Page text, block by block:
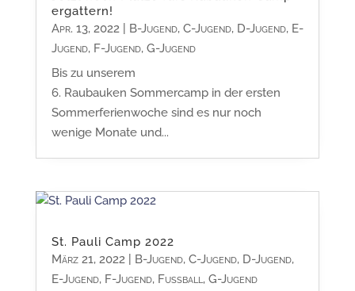
ergattern!
Apr. 13, 2022| B-Jugend, C-Jugend, D-Jugend, E-
Jugend, F-Jugend, G-Jugend
Bis zu unserem
6. Raubauken Sommercamp in der ersten
Sommerferienwoche sind es nur noch
wenige Monate und...
St. Pauli Camp 2022
März 21, 2022| B-Jugend, C-Jugend, D-Jugend,
E-Jugend, F-Jugend, Fußball, G-Jugend